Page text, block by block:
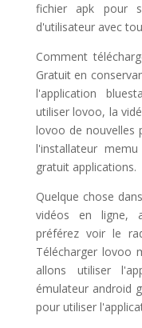
fichier apk pour
d'utilisateur avec
Comment
Gratuit en
l'application
utiliser lovoo, la
lovoo de nouvelles
l'installateur
gratuit applications.
Quelque chose
vidéos en ligne,
préférez voir le
Télécharger lovoo
allons utiliser
émulateur android
pour utiliser